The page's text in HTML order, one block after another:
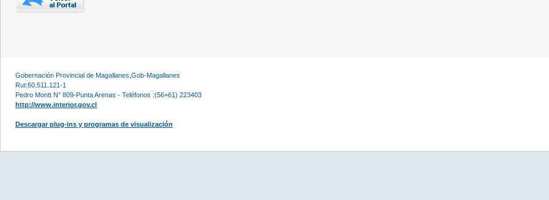
Gobernación Provincial de Magallanes,Gob-Magallanes
Rut:60.511.121-1
Pedro Montt N° 809-Punta Arenas - Teléfonos :(56+61) 223403
http://www.interior.gov.cl
Descargar plug-ins y programas de visualización